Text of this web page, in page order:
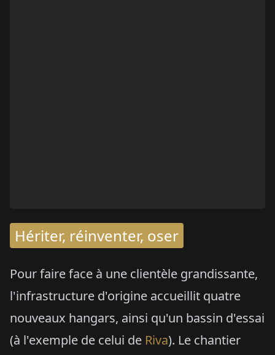
Hériter, réinventer, oser
Pour faire face à une clientèle grandissante,
l'infrastructure d'origine accueillit quatre
nouveaux hangars, ainsi qu'un bassin d'essai
(à l'exemple de celui de Riva). Le chantier